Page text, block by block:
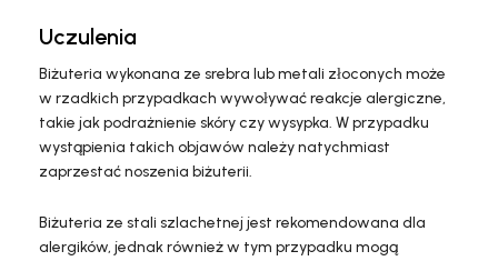
Uczulenia
Biżuteria wykonana ze srebra lub metali złoconych może
w rzadkich przypadkach wywoływać reakcje alergiczne,
takie jak podrażnienie skóry czy wysypka. W przypadku
wystąpienia takich objawów należy natychmiast
zaprzestać noszenia biżuterii.
Biżuteria ze stali szlachetnej jest rekomendowana dla
alergików, jednak również w tym przypadku mogą